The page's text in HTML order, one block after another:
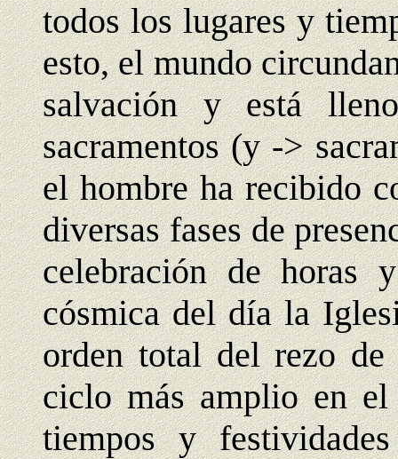
todos los lugares y
esto, el mundo
salvación y está
sacramentos (y ->
el hombre ha recibido
diversas fases de
celebración de horas
cósmica del día la
orden total del rezo
ciclo más amplio en
tiempos y